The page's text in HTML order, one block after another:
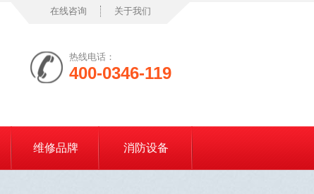
在线咨询 关于我们
热线电话：
400-0346-119
维修品牌 消防设备